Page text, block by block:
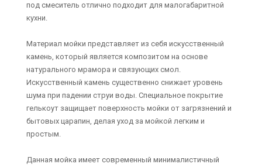
под смеситель отлично подходит для малогабаритной
кухни.
Материал мойки представляет из себя искусственный
камень, который является композитом на основе
натурального мрамора и связующих смол.
Искусственный камень существенно снижает уровень
шума при падении струи воды. Специальное покрытие
гелькоут защищает поверхность мойки от загрязнений и
бытовых царапин, делая уход за мойкой легким и
простым.
Данная мойка имеет современный минималистичный